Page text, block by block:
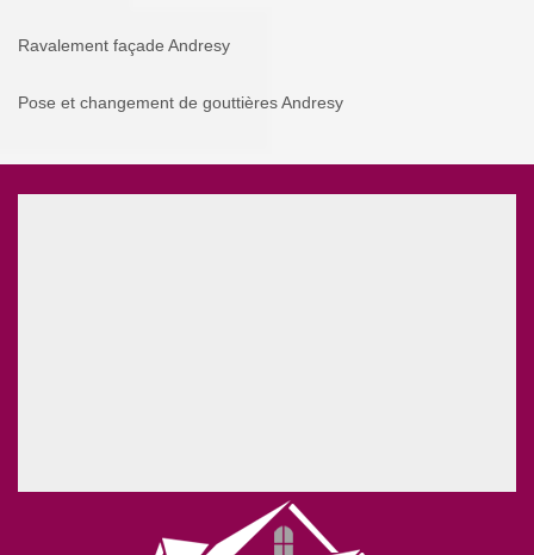
Ravalement façade Andresy
Pose et changement de gouttières Andresy